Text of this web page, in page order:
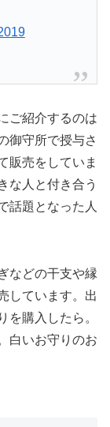
ご紹介するのは
御守所で授与さ
販売をしていま
な人と付き合う
話題となった人
などの干支や縁
しています。出
を購入したら。
白いお守りのお